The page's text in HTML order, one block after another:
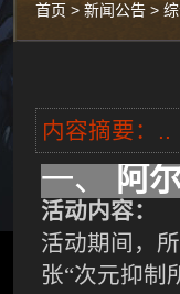
首页 > 新闻公告 >
内容摘要：..
一、 阿
活动内容：
活动期间，
张“次元抑制